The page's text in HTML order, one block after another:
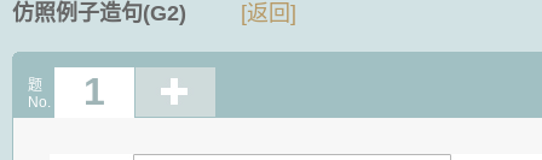
仿照例子造句(G2) [返回]
题
No.
1